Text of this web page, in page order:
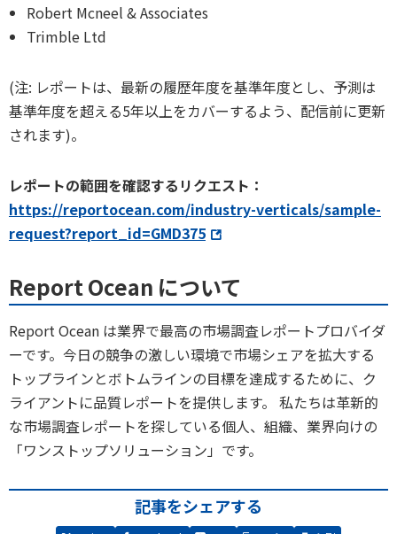
Robert Mcneel & Associates
Trimble Ltd
(注: レポートは、最新の履歴年度を基準年度とし、予測は
基準年度を超える5年以上をカバーするよう、配信前に更新
されます)。
レポートの範囲を確認するリクエスト：
https://reportocean.com/industry-verticals/sample-
request?report_id=GMD375
Report Ocean について
Report Ocean は業界で最高の市場調査レポートプロバイダ
ーです。今日の競争の激しい環境で市場シェアを拡大する
トップラインとボトムラインの目標を達成するために、ク
ライアントに品質レポートを提供します。 私たちは革新的
な市場調査レポートを探している個人、組織、業界向けの
「ワンストップソリューション」です。
記事をシェアする